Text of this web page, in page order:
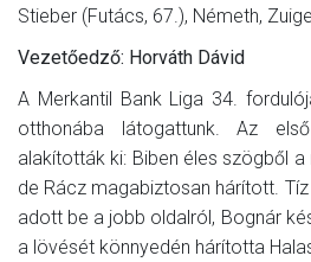
Stieber (Futács, 67.), Németh,
Vezetőedző: Horváth Dávid
A Merkantil Bank Liga 34.
otthonába látogattunk. Az
alakították ki: Biben éles szögből
de Rácz magabiztosan hárított.
adott be a jobb oldalról, Bognár
a lövését könnyedén hárította